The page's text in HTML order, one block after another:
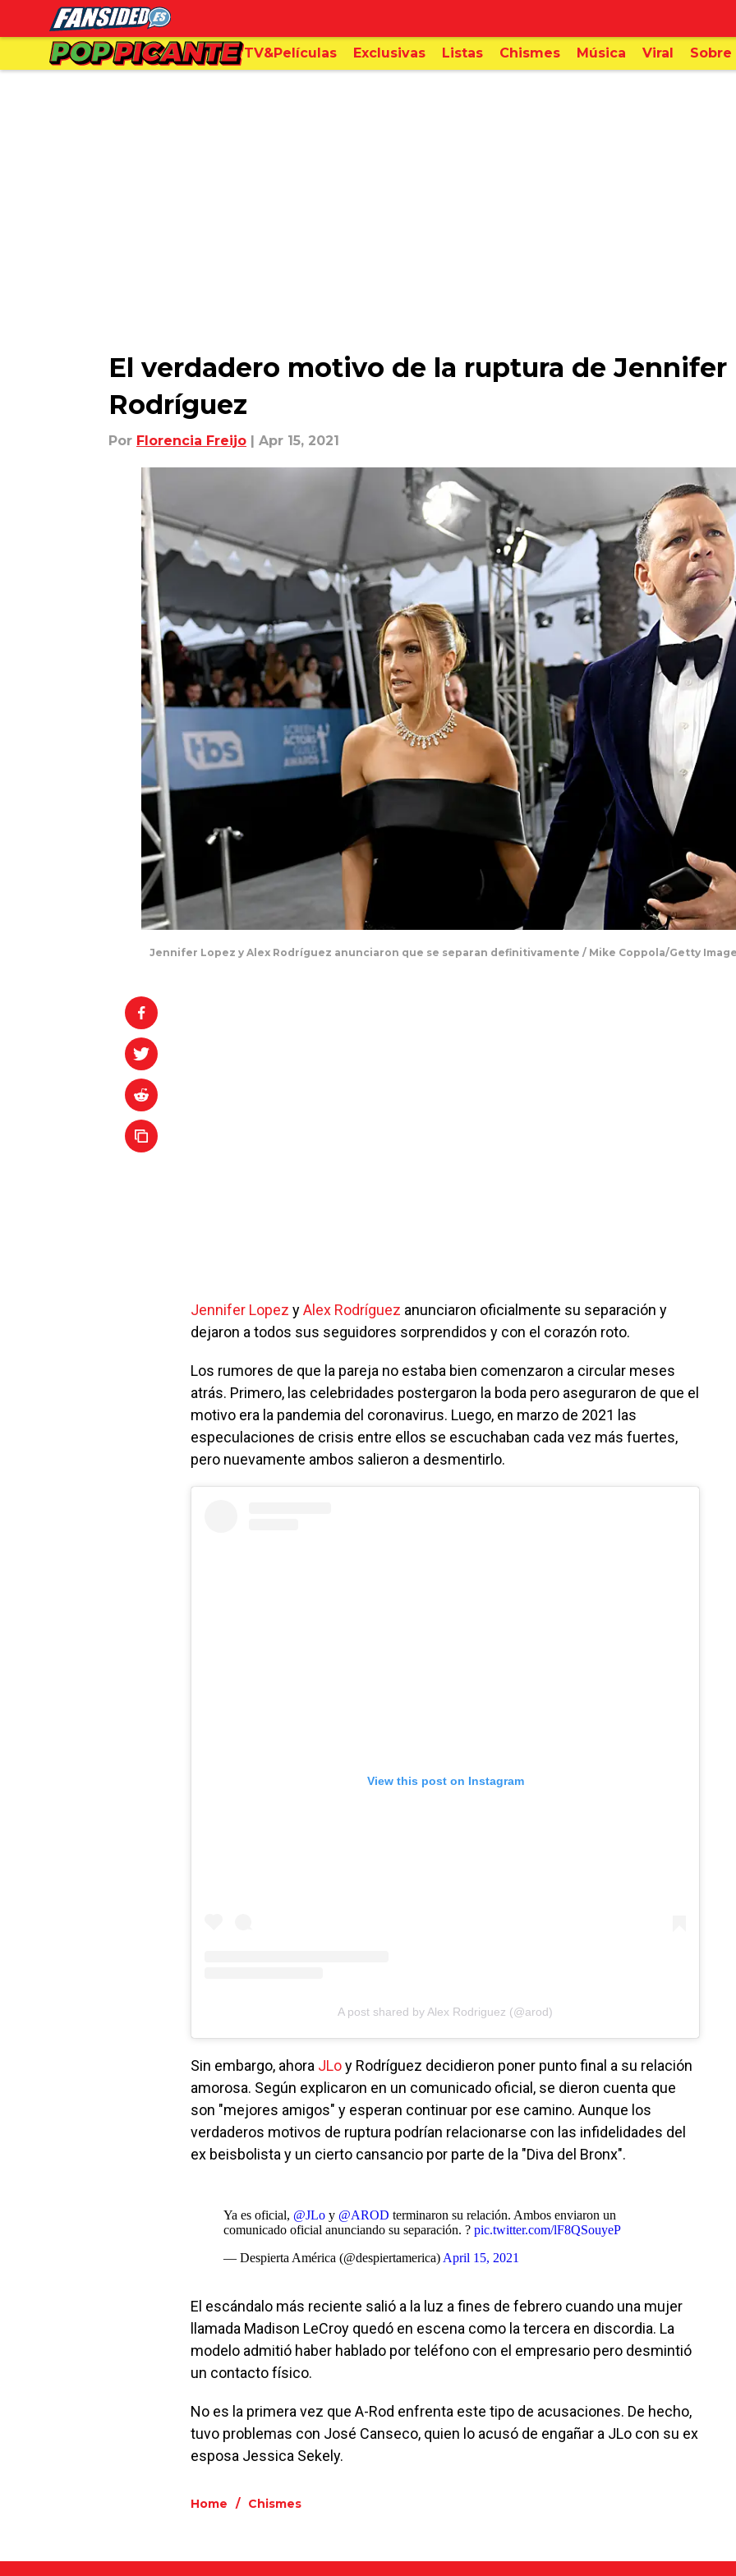
TV&Películas Exclusivas Listas Chismes Música Viral Sobre
El verdadero motivo de la ruptura de Jennifer
Rodríguez
Por Florencia Freijo | Apr 15, 2021
Jennifer Lopez y Alex Rodríguez anunciaron que se separan definitivamente / Mike Coppola/Getty
Jennifer Lopez yAlex Rodríguez anunciaron oficialmente su separación y
dejaron a todos sus seguidores sorprendidos y con el corazón roto.
Los rumores de que la pareja no estaba bien comenzaron a circular meses
atrás. Primero, las celebridades postergaron la boda pero aseguraron de que el
motivo era la pandemia del coronavirus. Luego, en marzo de 2021 las
especulaciones de crisis entre ellos se escuchaban cada vez más fuertes,
pero nuevamente ambos salieron a desmentirlo.
View this post on Instagram
A post shared by Alex Rodriguez (@arod)
Sin embargo, ahora JLoy Rodríguez decidieron poner punto final a su relación
amorosa. Según explicaron en un comunicado oficial, se dieron cuenta que
son "mejores amigos" y esperan continuar por ese camino. Aunque los
verdaderos motivos de ruptura podrían relacionarse con las infidelidades del
ex beisbolista y un cierto cansancio por parte de la "Diva del Bronx".
Ya es oficial, @JLo y @AROD terminaron su relación. Ambos enviaron un
comunicado oficial anunciando su separación. ? pic.twitter.com/lF8QSouyeP
— Despierta América (@despiertamerica) April 15, 2021
El escándalo más reciente salió a la luz a fines de febrero cuando una mujer
llamada Madison LeCroy quedó en escena como la tercera en discordia. La
modelo admitió haber hablado por teléfono con el empresario pero desmintió
un contacto físico.
No es la primera vez que A-Rod enfrenta este tipo de acusaciones. De hecho,
tuvo problemas con José Canseco, quien lo acusó de engañar a JLo con su ex
esposa Jessica Sekely.
Home / Chismes